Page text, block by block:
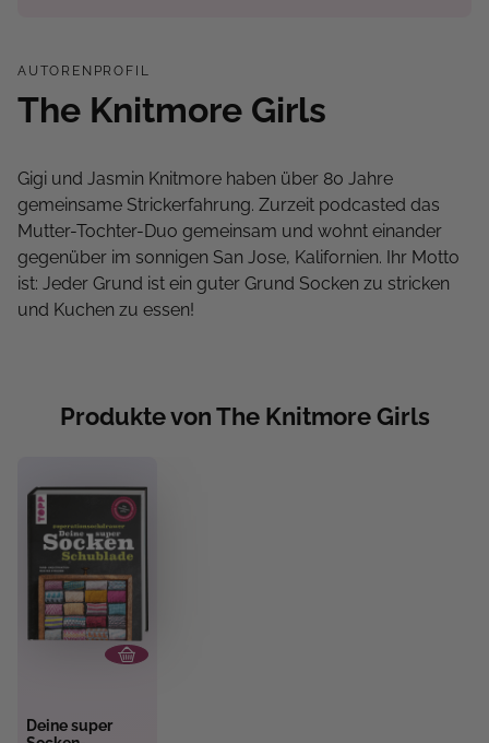
AUTORENPROFIL
The Knitmore Girls
Gigi und Jasmin Knitmore haben über 80 Jahre
gemeinsame Strickerfahrung. Zurzeit podcasted das
Mutter-Tochter-Duo gemeinsam und wohnt einander
gegenüber im sonnigen San Jose, Kalifornien. Ihr Motto
ist: Jeder Grund ist ein guter Grund Socken zu stricken
und Kuchen zu essen!
Produkte von The Knitmore Girls
Deine super